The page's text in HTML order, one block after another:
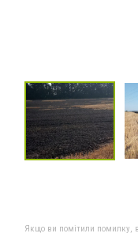
Якщо ви помітили помилку,